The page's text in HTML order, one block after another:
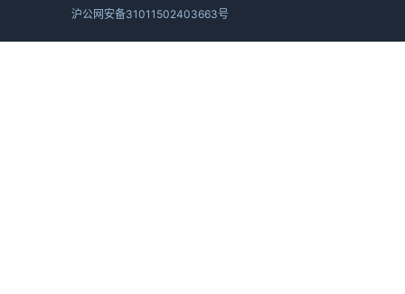
沪公网安备31011502403663号